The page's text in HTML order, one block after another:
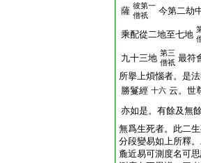
薩 彼第一
僧祇
今第二劫
乘配從二地至七地
九十三地 第三
僧祇 最符
所擧上煩惱者。是
勝鬘經 十六 云。世
亦如是。有餘及無
無爲生死者。此二
分段變易如上所釋
麁近易可測度名可